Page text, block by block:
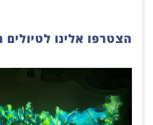
הצטרפו אלינו